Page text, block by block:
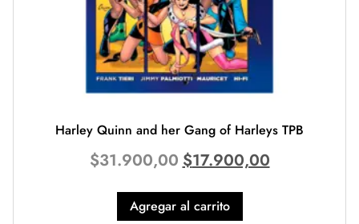
Harley Quinn and her Gang of Harleys TPB
$31.900,00$17.900,00
Agregar al carrito